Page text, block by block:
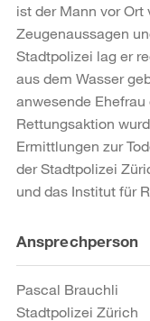
ist der Mann vor Ort
Zeugenaussagen
Stadtpolizei lag er
aus dem Wasser
anwesende
Rettungsaktion
Ermittlungen zur
der Stadtpolizei
und das Institut für
Weitere
Informationen
Ansprechperson
Pascal Brauchli
Stadtpolizei Zürich